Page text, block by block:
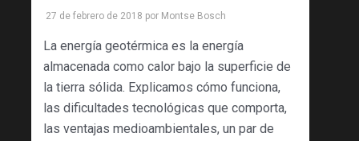
27 de febrero de 2018 por Montse Bosch
La energía geotérmica es la energía
almacenada como calor bajo la superficie de
la tierra sólida. Explicamos cómo funciona,
las dificultades tecnológicas que comporta,
las ventajas medioambientales, un par de